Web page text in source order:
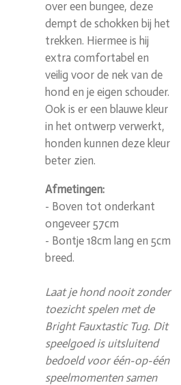
over een bungee, deze
dempt de schokken bij het
trekken. Hiermee is hij
extra comfortabel en
veilig voor de nek van de
hond en je eigen schouder.
Ook is er een blauwe kleur
in het ontwerp verwerkt,
honden kunnen deze kleur
beter zien.
Afmetingen:
- Boven tot onderkant
ongeveer 57cm
- Bontje 18cm lang en 5cm
breed.
Laat je hond nooit zonder
toezicht spelen met de
Bright Fauxtastic Tug. Dit
speelgoed is uitsluitend
bedoeld voor één-op-één
speelmomenten samen